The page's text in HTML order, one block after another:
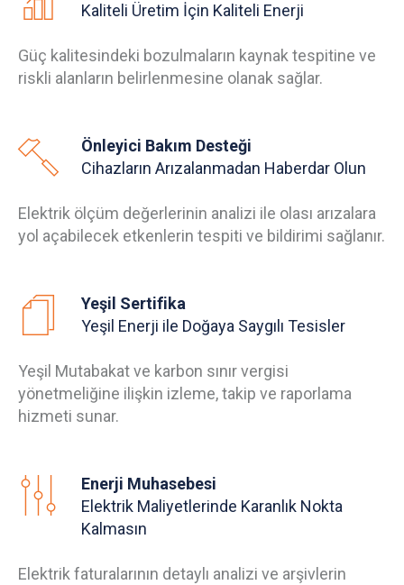
Kaliteli Üretim İçin Kaliteli Enerji
Güç kalitesindeki bozulmaların kaynak tespitine ve
riskli alanların belirlenmesine olanak sağlar.
Önleyici Bakım Desteği
Cihazların Arızalanmadan Haberdar Olun
Elektrik ölçüm değerlerinin analizi ile olası arızalara
yol açabilecek etkenlerin tespiti ve bildirimi sağlanır.
Yeşil Sertifika
Yeşil Enerji ile Doğaya Saygılı Tesisler
Yeşil Mutabakat ve karbon sınır vergisi
yönetmeliğine ilişkin izleme, takip ve raporlama
hizmeti sunar.
Enerji Muhasebesi
Elektrik Maliyetlerinde Karanlık Nokta
Kalmasın
Elektrik faturalarının detaylı analizi ve arşivlerin